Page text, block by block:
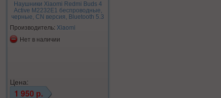
Наушники Xiaomi Redmi Buds 4
Active M2232E1 беспроводные,
черные, CN версия, Bluetooth 5.3
Производитель: Xiaomi
Нет в наличии
Цена:
1 950 р.